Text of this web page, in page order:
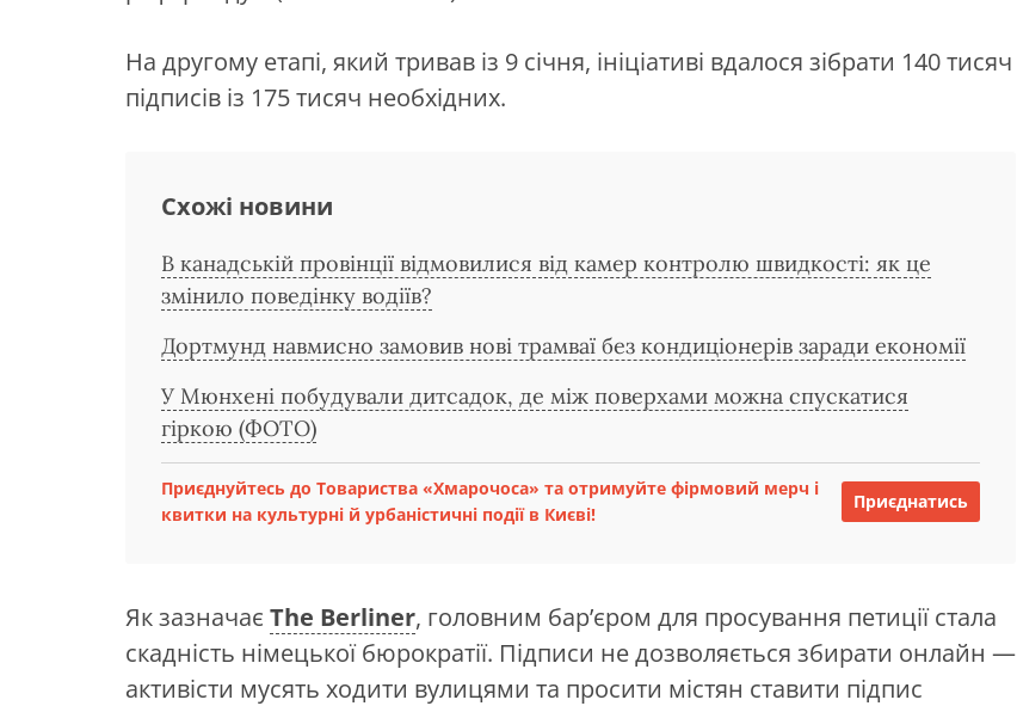
На другому етапі, який тривав із 9 січня, ініціативі вдалося зібрати 140 тисяч
підписів із 175 тисяч необхідних.
Схожі новини
В канадській провінції відмовилися від камер контролю швидкості: як це
змінило поведінку водіїв?
Дортмунд навмисно замовив нові трамваї без кондиціонерів заради економії
У Мюнхені побудували дитсадок, де між поверхами можна спускатися
гіркою (ФОТО)
Приєднуйтесь до Товариства «Хмарочоса» та отримуйте фірмовий мерч і
квитки на культурні й урбаністичні події в Києві!
Приєднатись
Як зазначає The Berliner, головним бар’єром для просування петиції стала
скадність німецької бюрократії. Підписи не дозволяється збирати онлайн —
активісти мусять ходити вулицями та просити містян ставити підпис